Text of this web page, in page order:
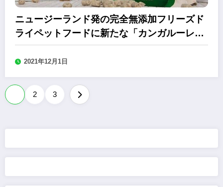
ニュージーランド発の完全無添加フリーズド
ライペットフードに新たな「カンガルーレシ
ピ」
2021年12月1日
投
ペ
ー
2 3